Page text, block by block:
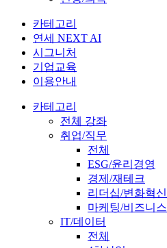
카테고리
연세 NEXT AI
시그니처
기업교육
이용안내
카테고리
전체 강좌
취업/직무
전체
ESG/윤리경영
경제/재테크
리더십/변화혁신
마케팅/비즈니스
IT/데이터
전체